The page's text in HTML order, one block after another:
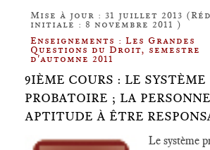
Mise à jour : 31 juillet 2013
initiale : 8 novembre 2011 )
Enseignements : Les Grandes
Questions du Droit, semestre
d'automne 2011
9IÈME COURS : LE SYSTÈME
PROBATOIRE ; LA
APTITUDE À ÊTRE
Le système